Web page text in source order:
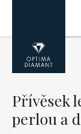
obsah
Přívěsek
perlou a